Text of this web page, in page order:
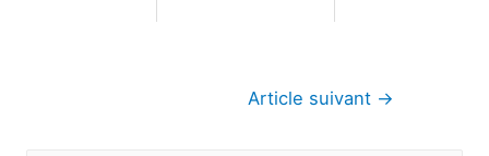
Article suivant →